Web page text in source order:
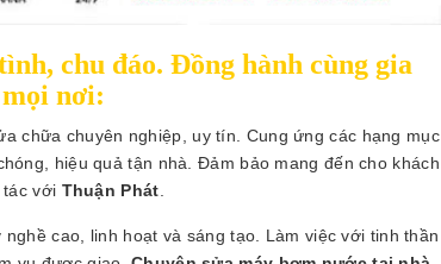
chu đáo. Đồng hành cùng gia
nơi:
chữa chuyên nghiệp, uy tín. Cung ứng các hạng mục
hiệu quả tận nhà. Đảm bảo mang đến cho khách
tác với Thuận Phát
cao, linh hoạt và sáng tạo. Làm việc với tinh thần